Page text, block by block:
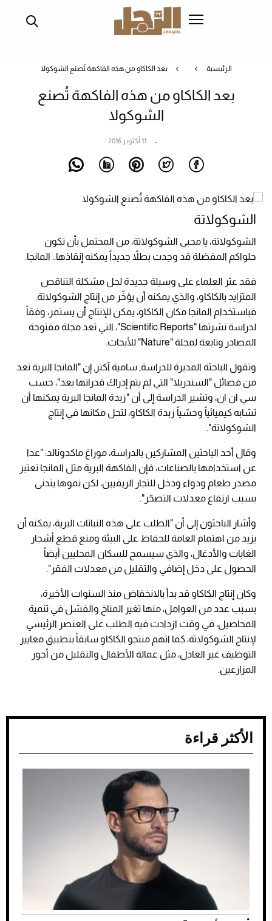
الرئيسية بعد الكاكاو من هذه الفاكهة تُصنع الشوكولا
بعد الكاكاو من هذه الفاكهة تُصنع
الشوكولا
11 أكتوبر 2016
الشوكولاتة
الشوكولاتة، يا محبي الشوكولاتة، من المحتمل بأن تكون
حلواكم المفضلة قد وجدت بطلاً جديداً يمكنه إنقاذها.. المانجا.
فقد عثر العلماء على وسيلة جديدة لحل مشكلة التناقص
المتزايد بالكاكاو، والذي يمكنه أن يؤخّر من إنتاج الشوكولاتة.
فباستخدام المانجا مكان الكاكاو، يمكن للإنتاج أن يستمر، وفقاً
لدراسة نشرتها "Scientific Reports"، التي تعد مجلة مفتوحة
المصادر وتابعة لمجلة "Nature" للأبحاث.
وتقول الباحثة المديرة للدراسة, سامية آكتر, إن "المانجا البرية تعد
من فصائل "السندريلا" التي لم يتم إدراك قدراتها بعد"، حسب
سي ان ان، وتشير الدراسة إلى أن "زبدة المانجا البرية يمكنها أن
تشابه كيميائياً وحسّياً زبدة الكاكاو، لتحل مكانها في إنتاج
الشوكولاتة".
وقال أحد الباحثين المشاركين بالدراسة، موراغ ماكدونالد: "عدا
عن استخدامها بالصناعات، فإن الفاكهة البرية مثل المانجا تعتبر
مصدر طعام ودواء ودخل للتجار الريفيين، لكن نموها يتدنى
بسبب ارتفاع معدلات التصحّر".
وأشار الباحثون إلى أن "الطلب على هذه النباتات البرية، يمكنه أن
يزيد من اهتمام العامة للحفاظ على البيئة ومنع قطع أشجار
الغابات والأدغال، والذي سيسمح للسكان المحليين أيضاً
الحصول على دخل إضافي والتقليل من معدلات الفقر".
وكان إنتاج الكاكاو قد بدأ بالانخفاض منذ السنوات الأخيرة،
بسبب عدد من العوامل، منها تغير المناخ والفشل في تنمية
المحاصيل، في وقت ازدادت فيه الطلب على العنصر الرئيسي
لإنتاج الشوكولاتة، كما اتهم منتجو الكاكاو سابقاً بتطبيق معايير
التوظيف غير العادل، مثل عمالة الأطفال والتقليل من أجور
المزارعين.
الأكثر قراءة